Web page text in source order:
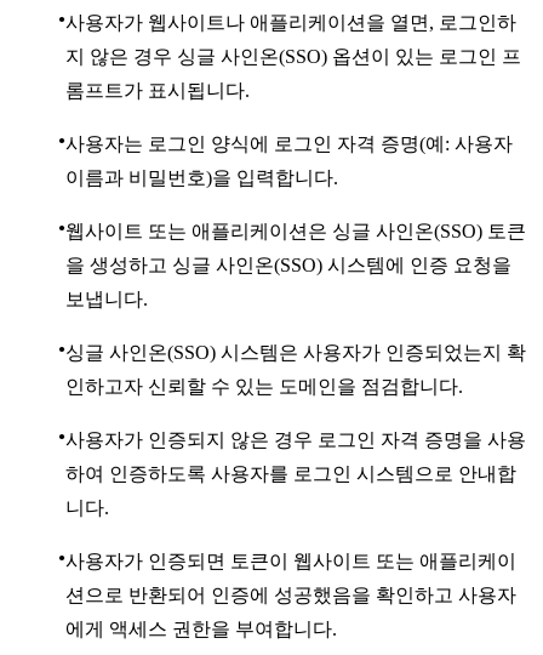
사용자가 웹사이트나 애플리케이션을 열면, 로그인하
지 않은 경우 싱글 사인온(SSO) 옵션이 있는 로그인 프
롬프트가 표시됩니다.
사용자는 로그인 양식에 로그인 자격 증명(예: 사용자
이름과 비밀번호)을 입력합니다.
웹사이트 또는 애플리케이션은 싱글 사인온(SSO) 토큰
을 생성하고 싱글 사인온(SSO) 시스템에 인증 요청을
보냅니다.
싱글 사인온(SSO) 시스템은 사용자가 인증되었는지 확
인하고자 신뢰할 수 있는 도메인을 점검합니다.
사용자가 인증되지 않은 경우 로그인 자격 증명을 사용
하여 인증하도록 사용자를 로그인 시스템으로 안내합
니다.
사용자가 인증되면 토큰이 웹사이트 또는 애플리케이
션으로 반환되어 인증에 성공했음을 확인하고 사용자
에게 액세스 권한을 부여합니다.